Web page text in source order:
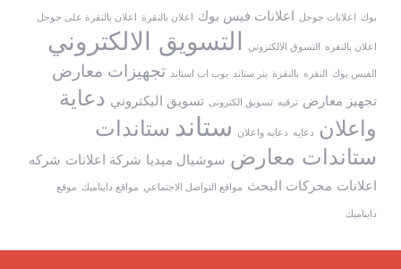
بوك اعلانات جوجل اعلانات فيس بوك اعلان بالنقرة اعلان بالنقرة على جوجل
اعلان بالنقره التسوق الالكتروني التسويق الالكتروني
الفيس بوك النقره بالنقرة بنر ستاند بوب اب استاند تجهيزات معارض
تجهيز معارض ترقيه تسويق الكترونى تسويق اليكتروني دعاية
واعلان دعايه دعايه واعلان ستاند ستاندات
ستاندات معارض سوشيال ميديا شركة اعلانات شركه
اعلانات محركات البحث مواقع التواصل الاجتماعي مواقع دايناميك موقع
دايناميك